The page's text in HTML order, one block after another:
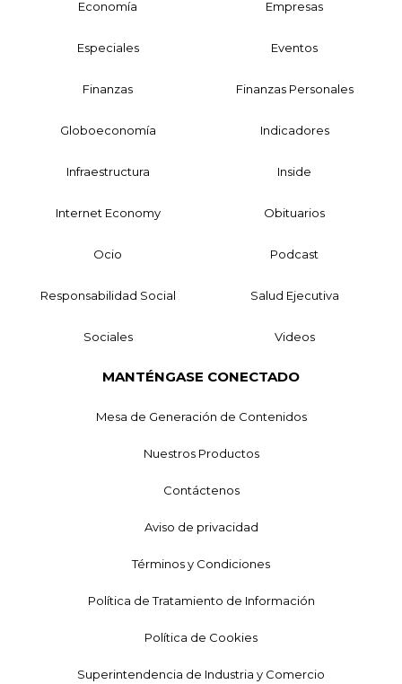
Economía Empresas
Especiales Eventos
Finanzas Finanzas Personales
Globoeconomía Indicadores
Infraestructura Inside
Internet Economy Obituarios
Ocio Podcast
Responsabilidad Social Salud Ejecutiva
Sociales Videos
MANTÉNGASE CONECTADO
Mesa de Generación de Contenidos
Nuestros Productos
Contáctenos
Aviso de privacidad
Términos y Condiciones
Política de Tratamiento de Información
Política de Cookies
Superintendencia de Industria y Comercio